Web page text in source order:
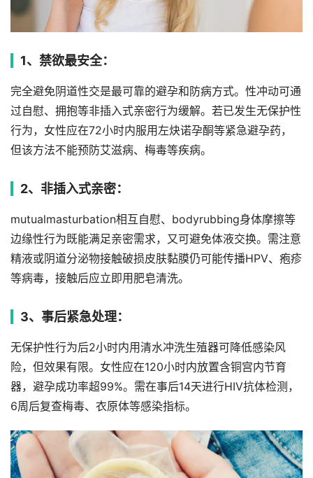
1、禁欲最安全：
完全避免阴道性交是最可靠的避孕和防病方式。性冲动可通
过自慰、拥抱等非插入式亲密行为缓解。若已发生无保护性
行为，女性应在72小时内服用左炔诺孕酮等紧急避孕药，
但该方法不能预防艾滋病、梅毒等疾病。
2、非插入式亲密：
mutualmasturbation相互自慰、bodyrubbing身体摩擦等
边缘性行为既能满足亲密需求，又可避免体液交换。需注意
精液或阴道分泌物接触破损皮肤黏膜仍可能传播HPV、疱疹
等病毒，接触后应立即用肥皂清洗。
3、事后紧急处理：
无保护性行为后2小时内用清水冲洗生殖器可降低感染风
险，但效果有限。女性应在120小时内放置含铜宫内节育
器，避孕成功率超99%。需在事后14天进行HIV抗体检测，
6周后复查梅毒、衣原体等感染指标。